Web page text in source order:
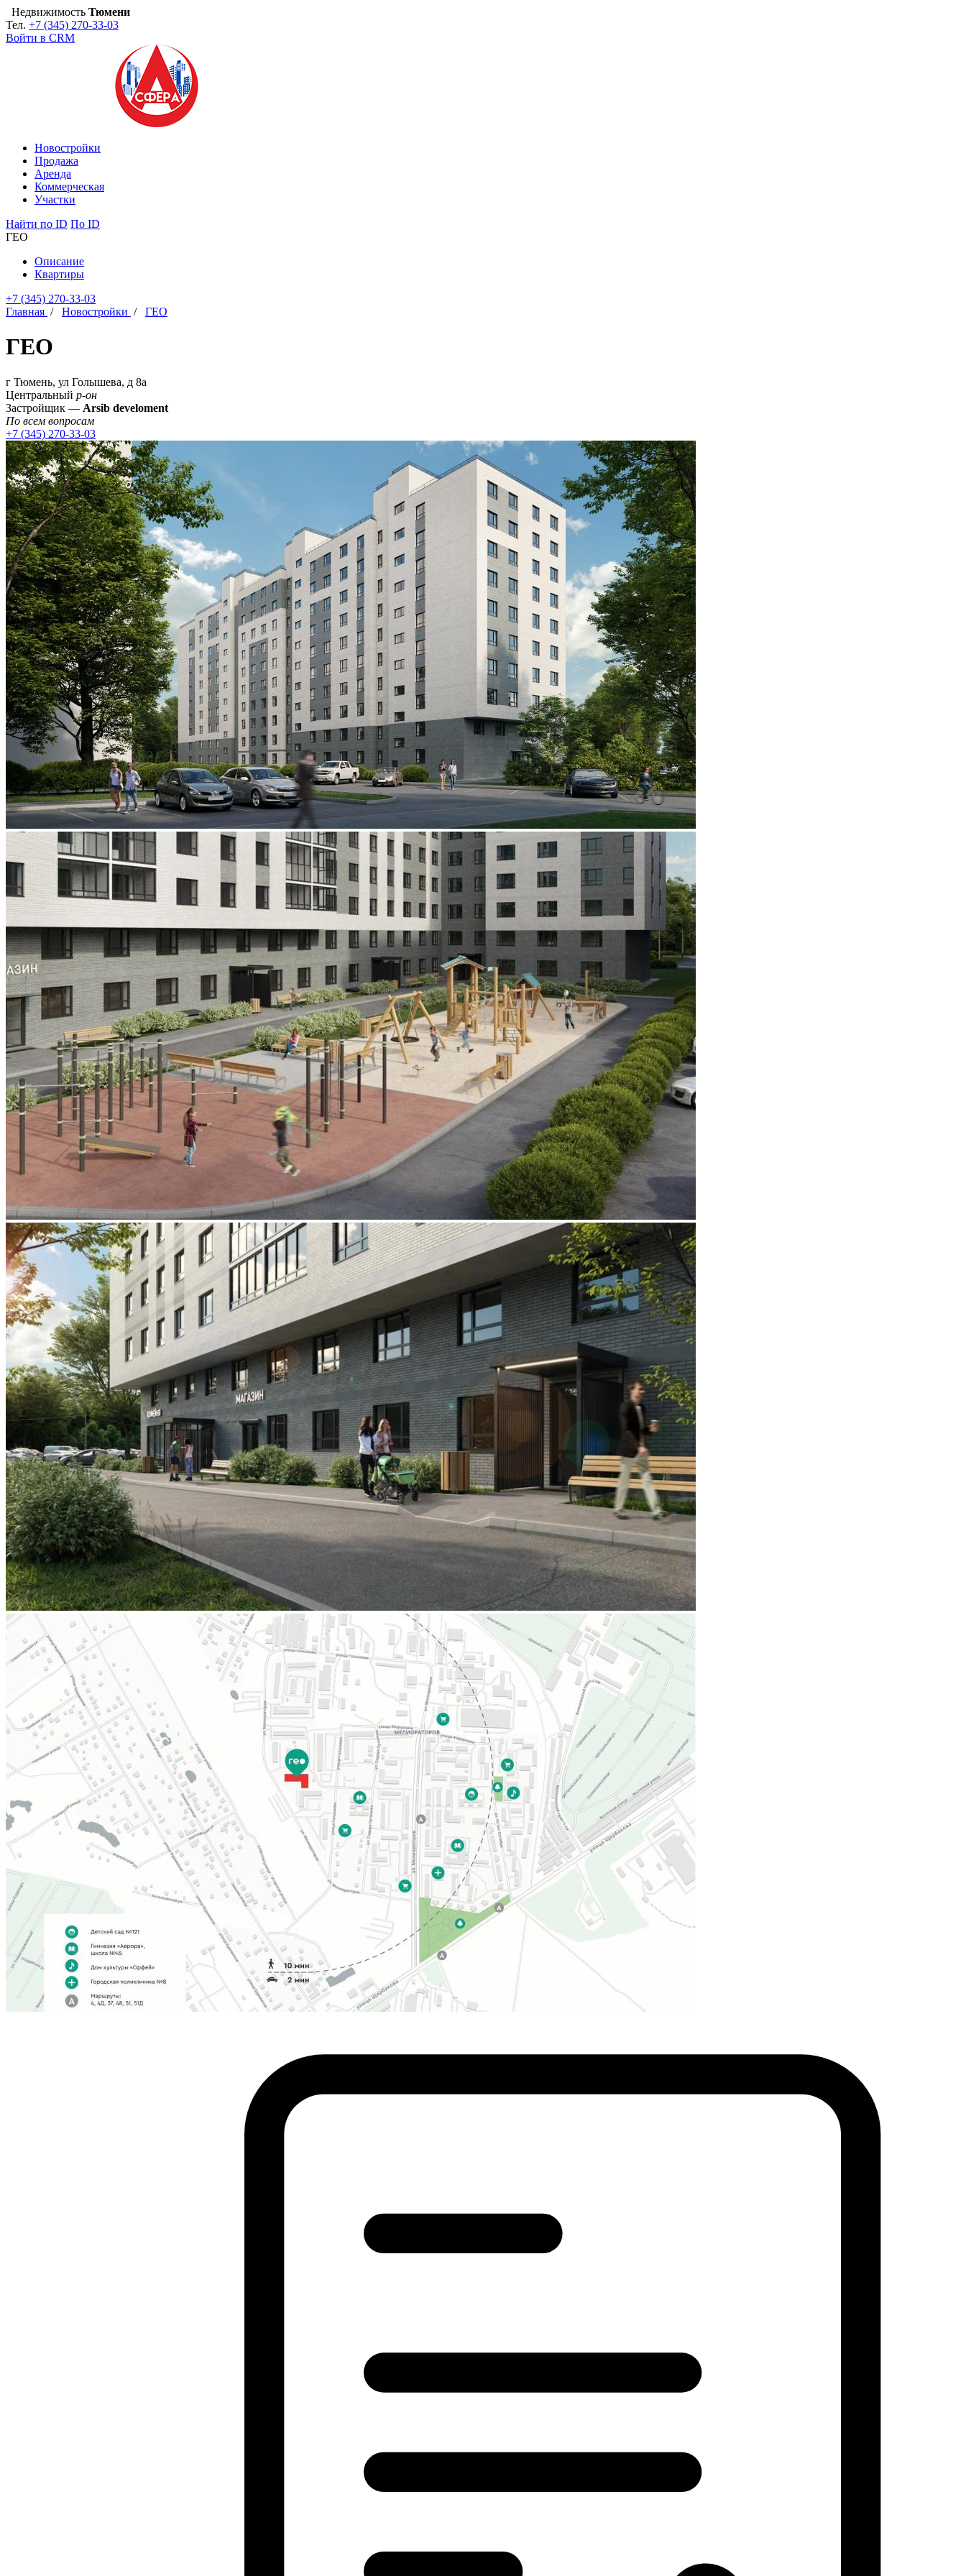
Недвижимость Тюмени
Тел. +7 (345) 270-33-03
Войти в CRM
Новостройки
Продажа
Аренда
Коммерческая
Участки
Найти по ID По ID
ГЕО
Описание
Квартиры
+7 (345) 270-33-03
Главная / Новостройки / ГЕО
ГЕО
г Тюмень, ул Голышева, д 8а
Центральный р-он
Застройщик — Arsib develoment
По всем вопросам
+7 (345) 270-33-03